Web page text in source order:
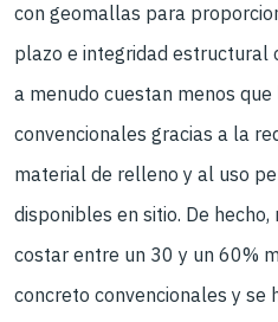
con geomallas para
plazo e integridad estructural
a menudo cuestan menos
convencionales gracias a la
material de relleno y al uso
disponibles en sitio. De
costar entre un 30 y un 60%
concreto convencionales y se